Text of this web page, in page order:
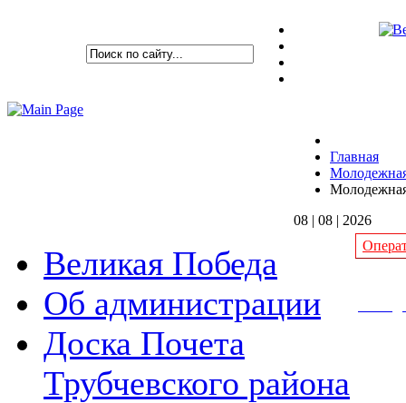
Главная
08 | 08 | 2026
Великая Победа
Об администрации
Доска Почета
Трубчевского района